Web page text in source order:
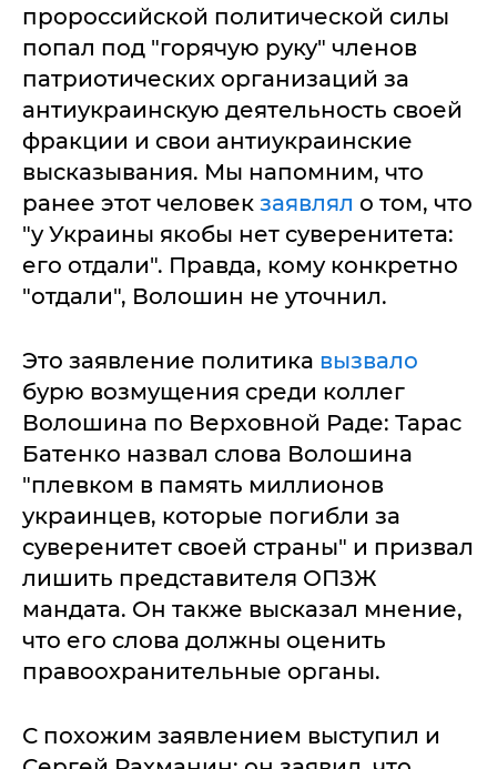
пророссийской политической силы
попал под "горячую руку" членов
патриотических организаций за
антиукраинскую деятельность своей
фракции и свои антиукраинские
высказывания. Мы напомним, что
ранее этот человек заявлял о том, что
"у Украины якобы нет суверенитета:
его отдали". Правда, кому конкретно
"отдали", Волошин не уточнил.
Это заявление политика вызвало
бурю возмущения среди коллег
Волошина по Верховной Раде: Тарас
Батенко назвал слова Волошина
"плевком в память миллионов
украинцев, которые погибли за
суверенитет своей страны" и призвал
лишить представителя ОПЗЖ
мандата. Он также высказал мнение,
что его слова должны оценить
правоохранительные органы.
С похожим заявлением выступил и